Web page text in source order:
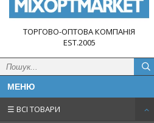
ТОРГОВО-ОПТОВА КОМПАНІЯ
EST.2005
☰ ВСІ ТОВАРИ